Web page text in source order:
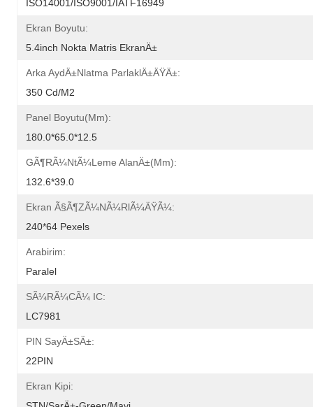
ISO14001/ISO9001/IATF16949
Ekran Boyutu:
5.4inch Nokta Matris EkranÄ±
Arka AydÄ±nlatma ParlaklÄ±ÄŸÄ±:
350 Cd/m2
Panel Boyutu(mm):
180.0*65.0*12.5
GÃ¶rÃ¼ntÃ¼leme AlanÄ±(mm):
132.6*39.0
Ekran Ã§Ã¶zÃ¼nÃ¼rlÃ¼ÄŸÃ¼:
240*64 Pexels
Arabirim:
Paralel
SÃ¼rÃ¼cÃ¼ IC:
LC7981
PIN SayÄ±sÄ±:
22PIN
Ekran Kipi: